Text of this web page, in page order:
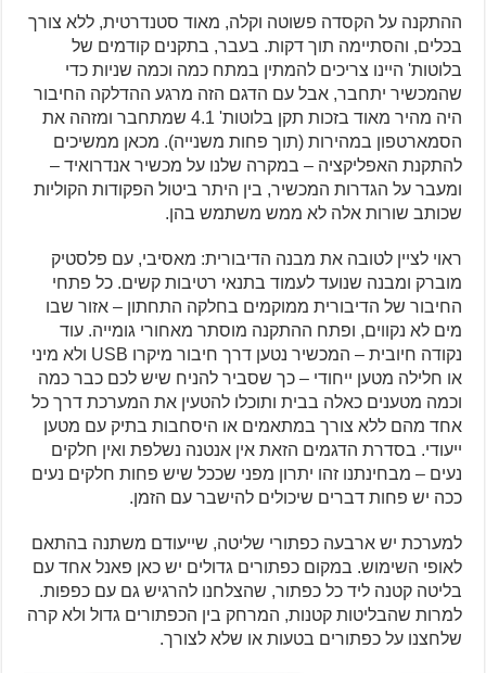
ההתקנה על הקסדה פשוטה וקלה, מאוד סטנדרטית, ללא צורך
בכלים, והסתיימה תוך דקות. בעבר, בתקנים קודמים של
בלוטות' היינו צריכים להמתין במתח כמה וכמה שניות כדי
שהמכשיר יתחבר, אבל עם הדגם הזה מרגע ההדלקה החיבור
היה מהיר מאוד בזכות תקן בלוטות' 4.1 שמתחבר ומזהה את
הסמארטפון במהירות (תוך פחות משנייה). מכאן ממשיכים
להתקנת האפליקציה – במקרה שלנו על מכשיר אנדרואיד –
ומעבר על הגדרות המכשיר, בין היתר ביטול הפקודות הקוליות
שכותב שורות אלה לא ממש משתמש בהן.
ראוי לציין לטובה את מבנה הדיבורית: מאסיבי, עם פלסטיק
מוברק ומבנה שנועד לעמוד בתנאי רטיבות קשים. כל פתחי
החיבור של הדיבורית ממוקמים בחלקה התחתון – אזור שבו
מים לא נקווים, ופתח ההתקנה מוסתר מאחורי גומייה. עוד
נקודה חיובית – המכשיר נטען דרך חיבור מיקרו USB ולא מיני
או חלילה מטען ייחודי – כך שסביר להניח שיש לכם כבר כמה
וכמה מטענים כאלה בבית ותוכלו להטעין את המערכת דרך כל
אחד מהם ללא צורך במתאמים או היסחבות בתיק עם מטען
ייעודי. בסדרת הדגמים הזאת אין אנטנה נשלפת ואין חלקים
נעים – מבחינתנו זהו יתרון מפני שככל שיש פחות חלקים נעים
ככה יש פחות דברים שיכולים להישבר עם הזמן.
למערכת יש ארבעה כפתורי שליטה, שייעודם משתנה בהתאם
לאופי השימוש. במקום כפתורים גדולים יש כאן פאנל אחד עם
בליטה קטנה ליד כל כפתור, שהצלחנו להרגיש גם עם כפפות.
למרות שהבליטות קטנות, המרחק בין הכפתורים גדול ולא קרה
שלחצנו על כפתורים בטעות או שלא לצורך.